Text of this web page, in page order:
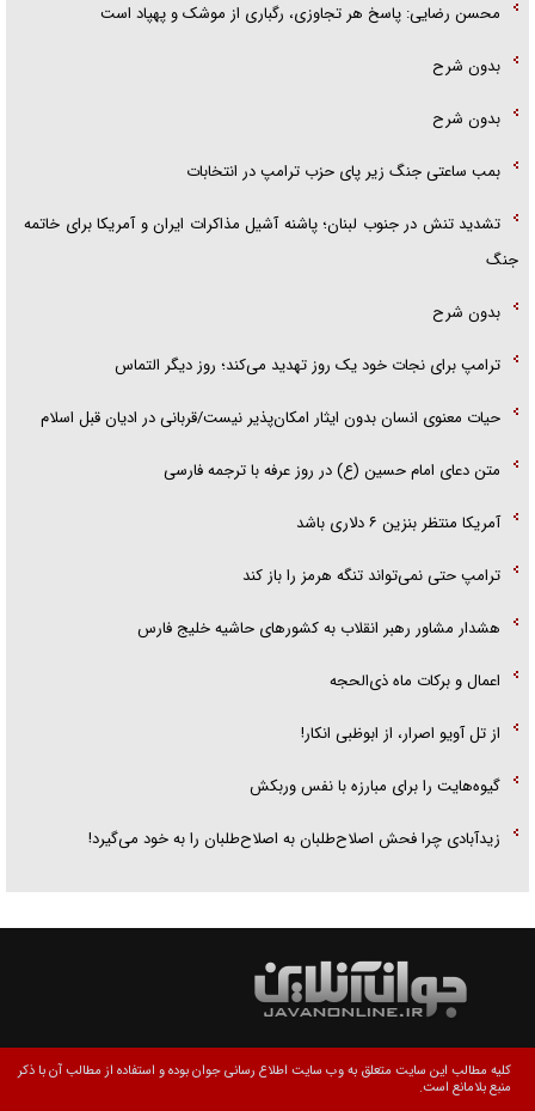
محسن رضایی: پاسخ هر تجاوزی، رگباری از موشک و پهپاد است
بدون شرح
بدون شرح
بمب ساعتی جنگ زیر پای حزب ترام‍پ در انتخابات
تشدید تنش در جنوب لبنان؛ پاشنه آشیل مذاکرات ایران و آمریکا برای خاتمه
جنگ
بدون شرح
ترامپ برای نجات خود یک روز تهدید می‌کند؛ روز دیگر التماس
حیات معنوی انسان بدون ایثار امکان‌پذیر نیست/قربانی در ادیان قبل اسلام
متن دعای امام حسین (ع) در روز عرفه با ترجمه فارسی
آمریکا منتظر بنزین ۶ دلاری باشد
ترامپ حتی نمی‌تواند تنگه هرمز را باز کند
هشدار مشاور رهبر انقلاب به کشور‌های حاشیه خلیج فارس
اعمال و برکات ماه ذی‌الحجه
از تل آویو اصرار، از ابوظبی انکار!
گیوه‌هایت را برای مبارزه با نفس وربکش
زیدآبادی چرا فحش اصلاح‌طلبان به اصلاح‌طلبان را به خود می‌گیرد!
کلیه مطالب این سایت متعلق به وب سایت اطلاع رسانی جوان بوده و استفاده از مطالب آن با ذکر
منبع بلامانع است.